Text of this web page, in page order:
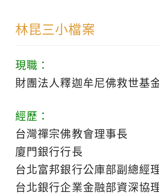
林昆三小檔案
現職：
財團法人釋迦牟尼佛救世基
經歷：
台灣禪宗佛教會理事長
廈門銀行行長
台北富邦銀行公庫部副總經
台北銀行企業金融部資深協